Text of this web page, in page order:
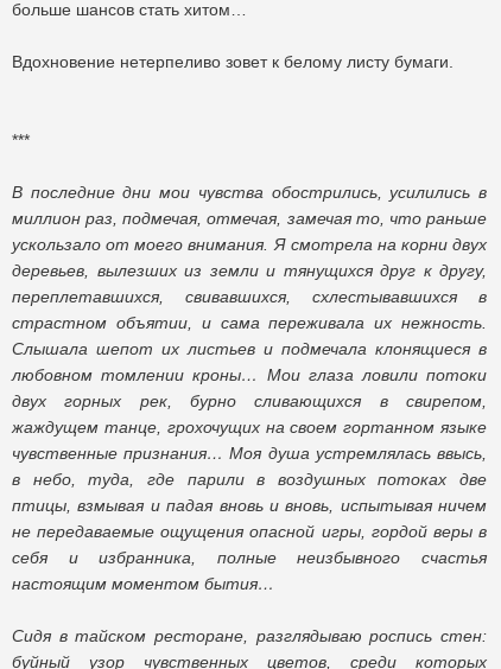
больше шансов стать хитом…
Вдохновение нетерпеливо зовет к белому листу бумаги.
***
В последние дни мои чувства обострились, усилились в
миллион раз, подмечая, отмечая, замечая то, что раньше
ускользало от моего внимания. Я смотрела на корни двух
деревьев, вылезших из земли и тянущихся друг к другу,
переплетавшихся, свивавшихся, схлестывавшихся в
страстном объятии, и сама переживала их нежность.
Слышала шепот их листьев и подмечала клонящиеся в
любовном томлении кроны… Мои глаза ловили потоки
двух горных рек, бурно сливающихся в свирепом,
жаждущем танце, грохочущих на своем гортанном языке
чувственные признания… Моя душа устремлялась ввысь,
в небо, туда, где парили в воздушных потоках две
птицы, взмывая и падая вновь и вновь, испытывая ничем
не передаваемые ощущения опасной игры, гордой веры в
себя и избранника, полные неизбывного счастья
настоящим моментом бытия…
Сидя в тайском ресторане, разглядываю роспись стен:
буйный узор чувственных цветов, среди которых